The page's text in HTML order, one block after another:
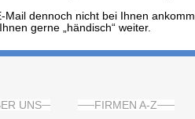
Mail dennoch nicht bei Ihnen
gerne „händisch“ weiter.
UNS FIRMEN A-Z